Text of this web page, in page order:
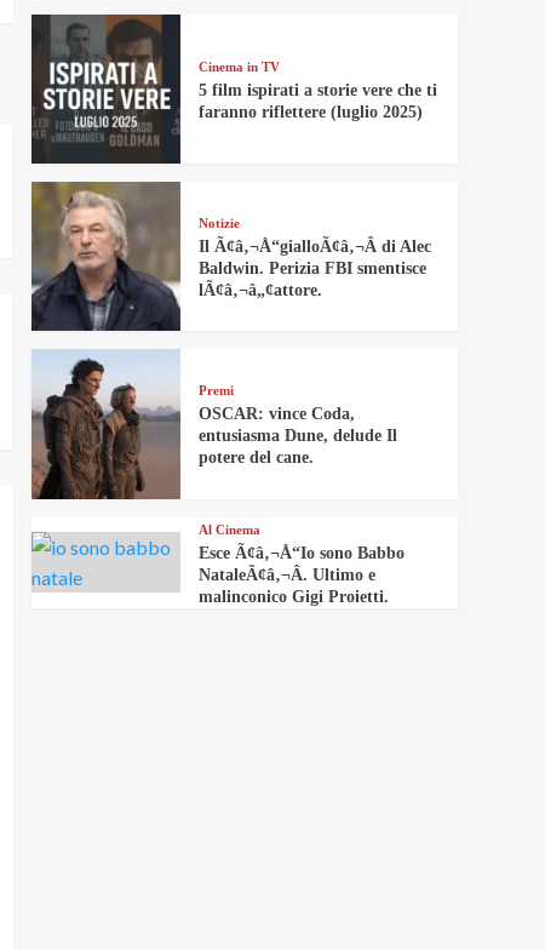
Cinema in TV
5 film ispirati a storie vere che ti
faranno riflettere (luglio 2025)
Notizie
Il Ã¢â‚¬Å“gialloÃ¢â‚¬Â di Alec
Baldwin. Perizia FBI smentisce
lÃ¢â‚¬â„¢attore.
Premi
OSCAR: vince Coda,
entusiasma Dune, delude Il
potere del cane.
Al Cinema
Esce Ã¢â‚¬Å“Io sono Babbo
NataleÃ¢â‚¬Â. Ultimo e
malinconico Gigi Proietti.